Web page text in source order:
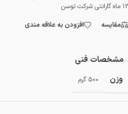
12 ماه گارانتی شرکت توسن
مقایسه
افزودن به علاقه مندی
مشخصات فنی
وزن
500 گرم